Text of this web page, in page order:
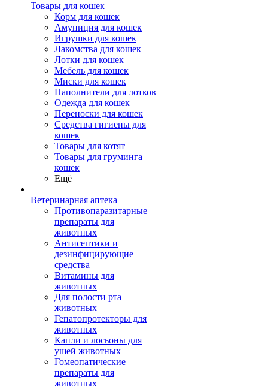
Товары для кошек
Корм для кошек
Амуниция для кошек
Игрушки для кошек
Лакомства для кошек
Лотки для кошек
Мебель для кошек
Миски для кошек
Наполнители для лотков
Одежда для кошек
Переноски для кошек
Средства гигиены для
кошек
Товары для котят
Товары для груминга
кошек
Ещё
Ветеринарная аптека
Противопаразитарные
препараты для
животных
Антисептики и
дезинфицирующие
средства
Витамины для
животных
Для полости рта
животных
Гепатопротекторы для
животных
Капли и лосьоны для
ушей животных
Гомеопатические
препараты для
животных